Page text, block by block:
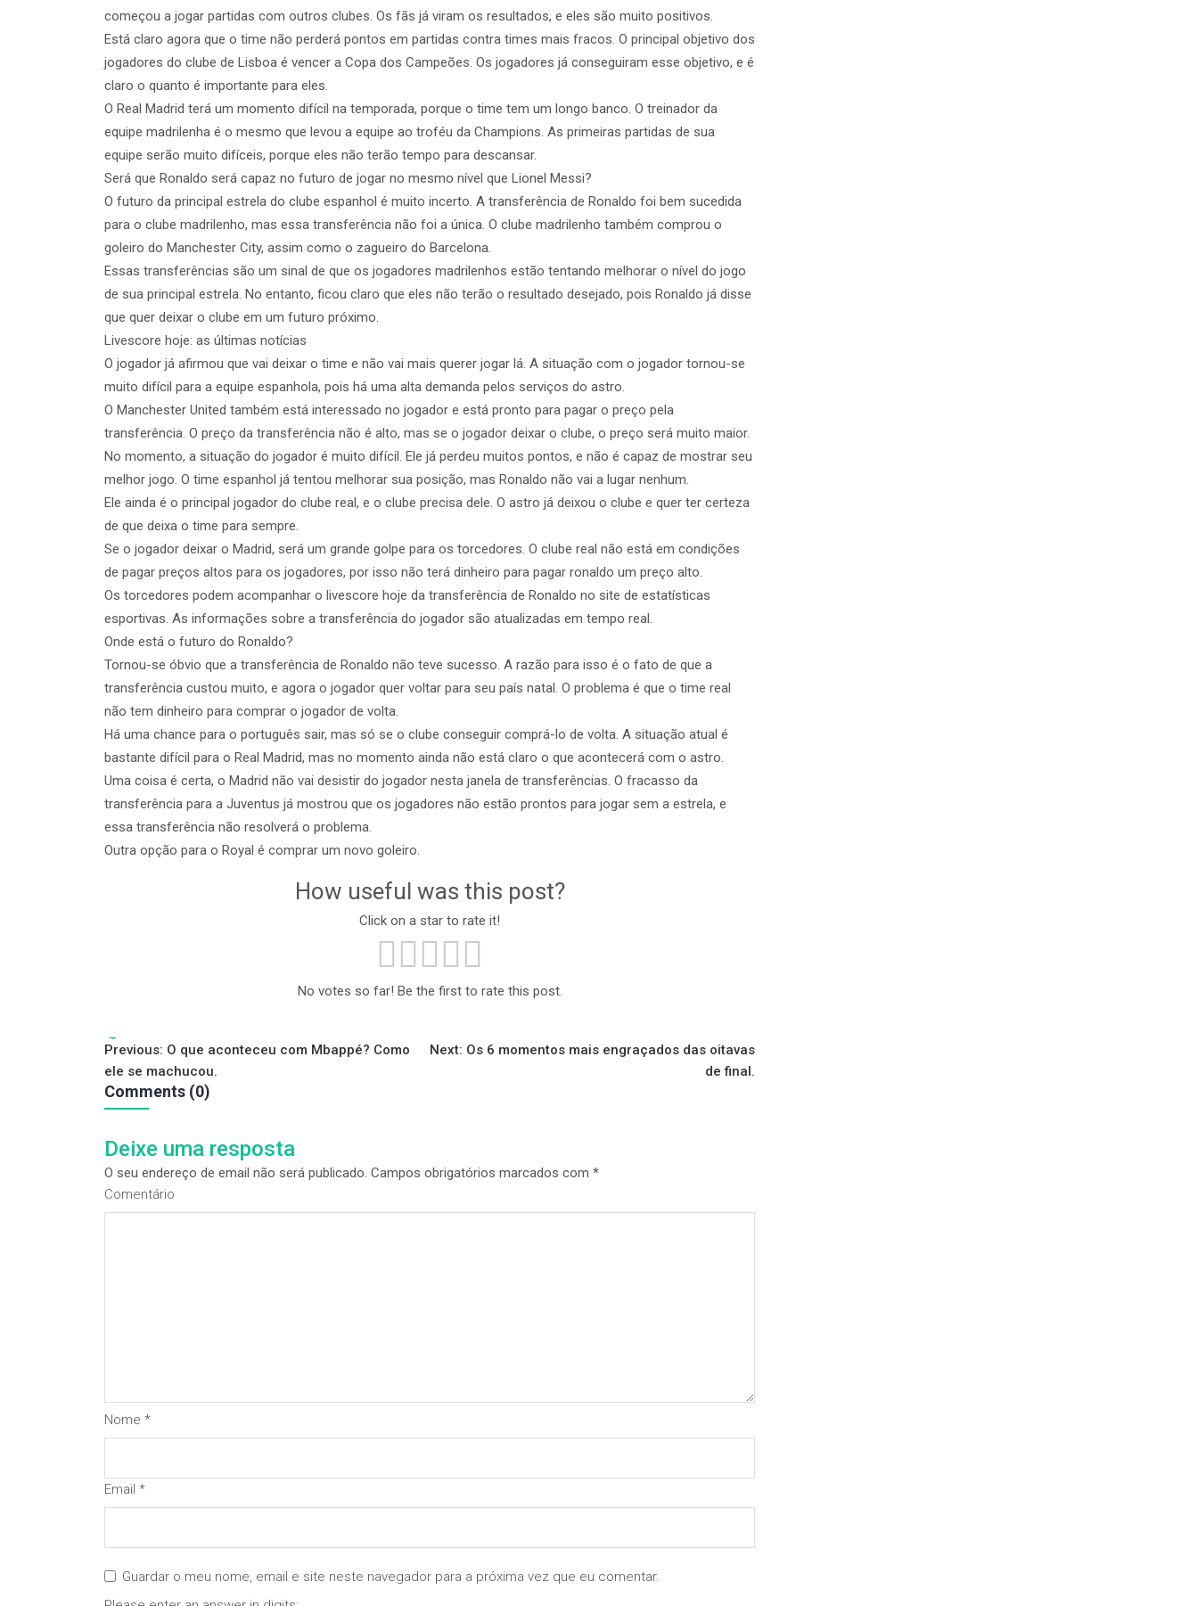
começou a jogar partidas com outros clubes. Os fãs já viram os resultados, e eles são muito positivos.
Está claro agora que o time não perderá pontos em partidas contra times mais fracos. O principal objetivo dos
jogadores do clube de Lisboa é vencer a Copa dos Campeões. Os jogadores já conseguiram esse objetivo, e é
claro o quanto é importante para eles.
O Real Madrid terá um momento difícil na temporada, porque o time tem um longo banco. O treinador da
equipe madrilenha é o mesmo que levou a equipe ao troféu da Champions. As primeiras partidas de sua
equipe serão muito difíceis, porque eles não terão tempo para descansar.
Será que Ronaldo será capaz no futuro de jogar no mesmo nível que Lionel Messi?
O futuro da principal estrela do clube espanhol é muito incerto. A transferência de Ronaldo foi bem sucedida
para o clube madrilenho, mas essa transferência não foi a única. O clube madrilenho também comprou o
goleiro do Manchester City, assim como o zagueiro do Barcelona.
Essas transferências são um sinal de que os jogadores madrilenhos estão tentando melhorar o nível do jogo
de sua principal estrela. No entanto, ficou claro que eles não terão o resultado desejado, pois Ronaldo já disse
que quer deixar o clube em um futuro próximo.
Livescore hoje: as últimas notícias
O jogador já afirmou que vai deixar o time e não vai mais querer jogar lá. A situação com o jogador tornou-se
muito difícil para a equipe espanhola, pois há uma alta demanda pelos serviços do astro.
O Manchester United também está interessado no jogador e está pronto para pagar o preço pela
transferência. O preço da transferência não é alto, mas se o jogador deixar o clube, o preço será muito maior.
No momento, a situação do jogador é muito difícil. Ele já perdeu muitos pontos, e não é capaz de mostrar seu
melhor jogo. O time espanhol já tentou melhorar sua posição, mas Ronaldo não vai a lugar nenhum.
Ele ainda é o principal jogador do clube real, e o clube precisa dele. O astro já deixou o clube e quer ter certeza
de que deixa o time para sempre.
Se o jogador deixar o Madrid, será um grande golpe para os torcedores. O clube real não está em condições
de pagar preços altos para os jogadores, por isso não terá dinheiro para pagar ronaldo um preço alto.
Os torcedores podem acompanhar o livescore hoje da transferência de Ronaldo no site de estatísticas
esportivas. As informações sobre a transferência do jogador são atualizadas em tempo real.
Onde está o futuro do Ronaldo?
Tornou-se óbvio que a transferência de Ronaldo não teve sucesso. A razão para isso é o fato de que a
transferência custou muito, e agora o jogador quer voltar para seu país natal. O problema é que o time real
não tem dinheiro para comprar o jogador de volta.
Há uma chance para o português sair, mas só se o clube conseguir comprá-lo de volta. A situação atual é
bastante difícil para o Real Madrid, mas no momento ainda não está claro o que acontecerá com o astro.
Uma coisa é certa, o Madrid não vai desistir do jogador nesta janela de transferências. O fracasso da
transferência para a Juventus já mostrou que os jogadores não estão prontos para jogar sem a estrela, e
essa transferência não resolverá o problema.
Outra opção para o Royal é comprar um novo goleiro.
How useful was this post?
Click on a star to rate it!
No votes so far! Be the first to rate this post.
Tags:
Navegação
de
Previous: O que aconteceu com Mbappé? Como
ele se machucou.
Next: Os 6 momentos mais engraçados das oitavas
de final.
Comments (0)
Deixe uma resposta
O seu endereço de email não será publicado. Campos obrigatórios marcados com *
Comentário
Nome *
Email *
Guardar o meu nome, email e site neste navegador para a próxima vez que eu comentar.